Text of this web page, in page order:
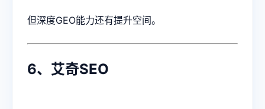
但深度GEO能力还有提升空间。
6、艾奇SEO